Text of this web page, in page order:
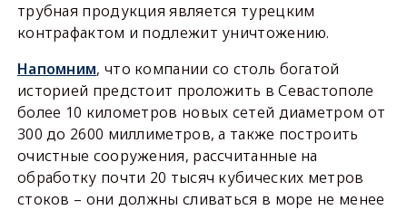
трубная продукция является турецким
контрафактом и подлежит уничтожению.
Напомним, что компании со столь богатой
историей предстоит проложить в Севастополе
более 10 километров новых сетей диаметром от
300 до 2600 миллиметров, а также построить
очистные сооружения, рассчитанные на
обработку почти 20 тысяч кубических метров
стоков – они должны сливаться в море не менее